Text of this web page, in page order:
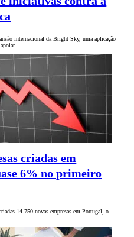
internacional da Bright Sky, uma aplicação
apoiar…
criadas em
6% no primeiro
14 750 novas empresas em Portugal, o